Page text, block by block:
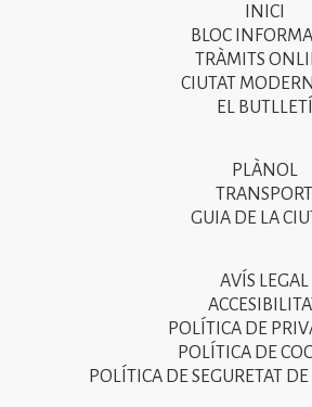
INICI
BLOC
TRÀMITS
CIUTAT
EL BUTLLETÍ
PLÀNOL
TRANSPORT
GUIA DE LA
AVÍS LEGAL
POLÍTICA DE
POLÍTICA DE
POLÍTICA DE SEGURETAT